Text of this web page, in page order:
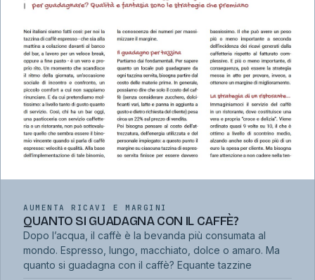
AUMENTA RICAVI E MARGINI
QUANTO SI GUADAGNA CON IL CAFFÈ?
Dopo l’acqua, il caffè è la bevanda più consumata al
mondo. Espresso, lungo, macchiato, dolce o amaro. Ma
quanto si guadagna con il caffè? Equante tazzine